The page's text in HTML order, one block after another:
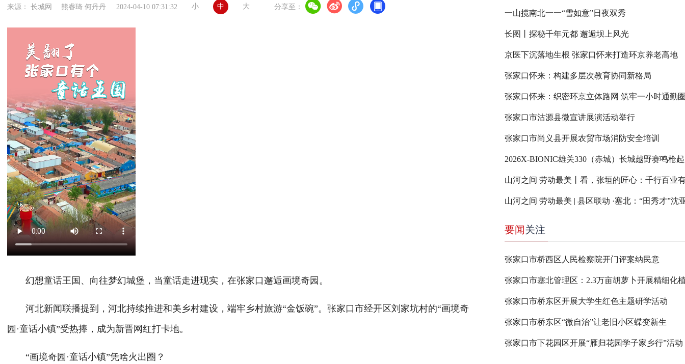
来源： 长城网 熊睿琦 何丹丹 2024-04-10 07:31:32 小 中 大 分享至：
幻想童话王国、向往梦幻城堡，当童话走进现实，在张家口邂逅画境奇园。
河北新闻联播提到，河北持续推进和美乡村建设，端牢乡村旅游“金饭碗”。张家口市经开区刘家坑村的“画境奇
园·童话小镇”受热捧，成为新晋网红打卡地。
“画境奇园·童话小镇”凭啥火出圈？
一山揽南北一一“雪如意”日夜双秀
长图丨探秘千年元都 邂逅坝上风光
京医下沉落地生根 张家口怀来打造环京养老高地
张家口怀来：构建多层次教育协同新格局
张家口怀来：织密环京立体路网 筑牢一小时通勤
张家口市沽源县微宣讲展演活动举行
张家口市尚义县开展农贸市场消防安全培训
2026X-BIONIC雄关330（赤城）长城越野赛鸣枪
山河之间 劳动最美丨看，张垣的匠心：千行百业
要闻关注
张家口市桥西区人民检察院开门评案纳民意
张家口市塞北管理区：2.3万亩胡萝卜开展精细化
张家口市桥东区开展大学生红色主题研学活动
张家口市桥东区“微自治”让老旧小区蝶变新生
张家口市下花园区开展“雁归花园学子家乡行”活动